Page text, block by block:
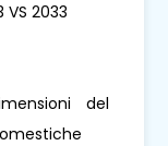
2033
del